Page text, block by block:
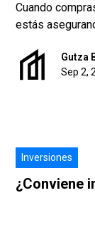
Cuando
estás
Gutza
Sep 2,
Inversiones
¿Conviene